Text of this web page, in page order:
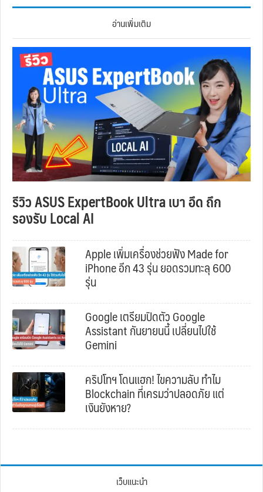
อ่านเพิ่มเติม
รีวิว ASUS ExpertBook Ultra เบา อึด ถึก
รองรับ Local AI
Apple เพิ่มเครื่องช่วยฟัง Made for
iPhone อีก 43 รุ่น ยอดรวมทะลุ 600
รุ่น
Google เตรียมปิดตัว Google
Assistant กันยายนนี้ เปลี่ยนไปใช้
Gemini
คริปโทฯ โดนแฮก! ไขความลับ ทำไม
Blockchain ที่เครมว่าปลอดภัย แต่
เงินยังหาย?
เว็บแนะนำ